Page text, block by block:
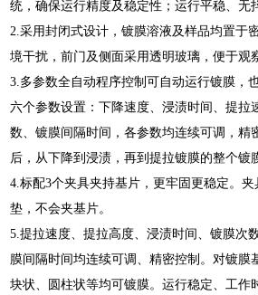
统，确保运行精度及稳定性；运行平稳、无
2.采用封闭式设计，镀膜溶液及样品均置于
境干扰，前门及侧面采用透明玻璃，便于观
3.多参数全自动程序控制可自动运行镀膜，
六个参数设置：下降速度、浸渍时间、提拉
数、镀膜间隔时间，各参数均连续可调，精
后，从下降到浸渍，再到提拉镀膜的整个镀
4.标配3个夹具夹持基片，更牢固更稳定。
垫，不会夹基片。
5.提拉速度、提拉高度、浸渍时间、镀膜次
膜间隔时间均连续可调、精密控制。对镀膜
块状、圆柱状等均可镀膜。运行稳定、工作